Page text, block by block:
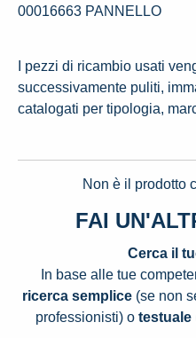
00016663 PANNELLO
I pezzi di ricambio usati
successivamente puliti,
catalogati per tipologia,
Non è il prodotto
FAI
Cerca il
In base alle tue
ricerca semplice (se non
professionisti) o testuale